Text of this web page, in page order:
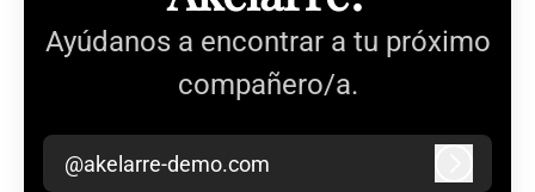
Ayúdanos a encontrar a tu próximo
compañero/a.
@akelarre-demo.com